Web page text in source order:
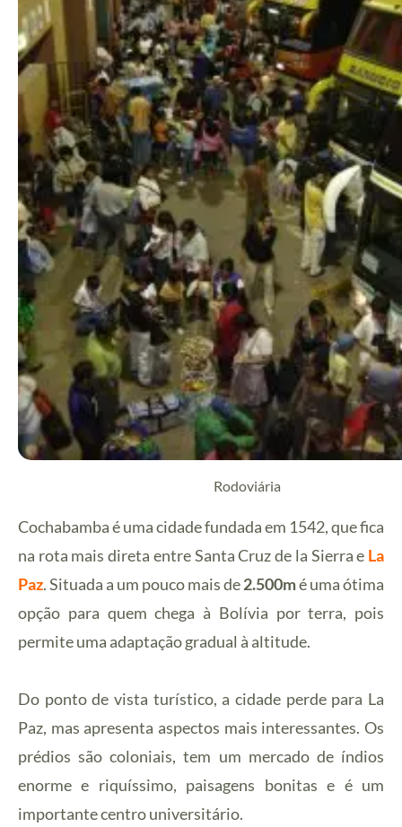
Rodoviária
Cochabamba é uma cidade fundada em 1542, que fica
na rota mais direta entre Santa Cruz de la Sierra e La
Paz. Situada a um pouco mais de2.500mé uma ótima
opção para quem chega à Bolívia por terra, pois
permite uma adaptação gradual à altitude.
Do ponto de vista turístico, a cidade perde para La
Paz, mas apresenta aspectos mais interessantes. Os
prédios são coloniais, tem um mercado de índios
enorme e riquíssimo, paisagens bonitas e é um
importante centro universitário.